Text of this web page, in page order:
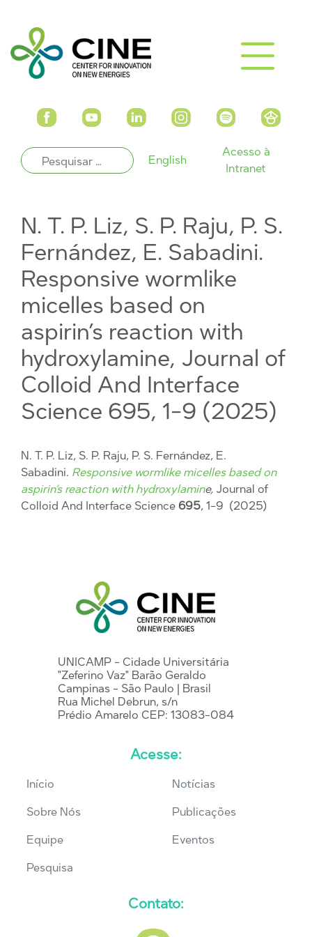
English
Acesso à
Intranet
N. T. P. Liz, S. P. Raju, P. S.
Fernández, E. Sabadini.
Responsive wormlike
micelles based on
aspirin’s reaction with
hydroxylamine, Journal of
Colloid And Interface
Science 695, 1-9 (2025)
N. T. P. Liz, S. P. Raju, P. S. Fernández, E.
Sabadini. Responsive wormlike micelles based on
aspirin’s reaction with hydroxylamine, Journal of
Colloid And Interface Science 695, 1-9 (2025)
UNICAMP - Cidade Universitária
"Zeferino Vaz" Barão Geraldo
Campinas - São Paulo | Brasil
Rua Michel Debrun, s/n
Prédio Amarelo CEP: 13083-084
Acesse:
Início
Sobre Nós
Equipe
Pesquisa
Notícias
Publicações
Eventos
Contato: